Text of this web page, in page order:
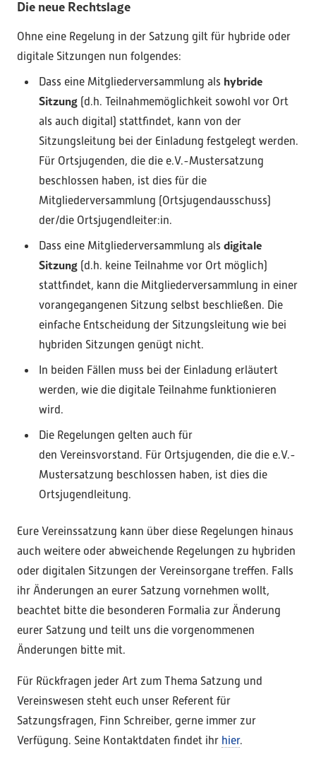
Die neue Rechtslage
Ohne eine Regelung in der Satzung gilt für hybride oder
digitale Sitzungen nun folgendes:
Dass eine Mitgliederversammlung als hybride
Sitzung (d.h. Teilnahmemöglichkeit sowohl vor Ort
als auch digital) stattfindet, kann von der
Sitzungsleitung bei der Einladung festgelegt werden.
Für Ortsjugenden, die die e.V.-Mustersatzung
beschlossen haben, ist dies für die
Mitgliederversammlung (Ortsjugendausschuss)
der/die Ortsjugendleiter:in.
Dass eine Mitgliederversammlung alsdigitale
Sitzung (d.h. keine Teilnahme vor Ort möglich)
stattfindet, kann die Mitgliederversammlung in einer
vorangegangenen Sitzung selbst beschließen. Die
einfache Entscheidung der Sitzungsleitung wie bei
hybriden Sitzungen genügt nicht.
In beiden Fällen muss bei der Einladung erläutert
werden, wie die digitale Teilnahme funktionieren
wird.
Die Regelungen gelten auch für
den Vereinsvorstand. Für Ortsjugenden, die die e.V.-
Mustersatzung beschlossen haben, ist dies die
Ortsjugendleitung.
Eure Vereinssatzung kann über diese Regelungen hinaus
auch weitere oder abweichende Regelungen zu hybriden
oder digitalen Sitzungen der Vereinsorgane treffen. Falls
ihr Änderungen an eurer Satzung vornehmen wollt,
beachtet bitte die besonderen Formalia zur Änderung
eurer Satzung und teilt uns die vorgenommenen
Änderungen bitte mit.
Für Rückfragen jeder Art zum Thema Satzung und
Vereinswesen steht euch unser Referent für
Satzungsfragen, Finn Schreiber, gerne immer zur
Verfügung. Seine Kontaktdaten findet ihr hier.